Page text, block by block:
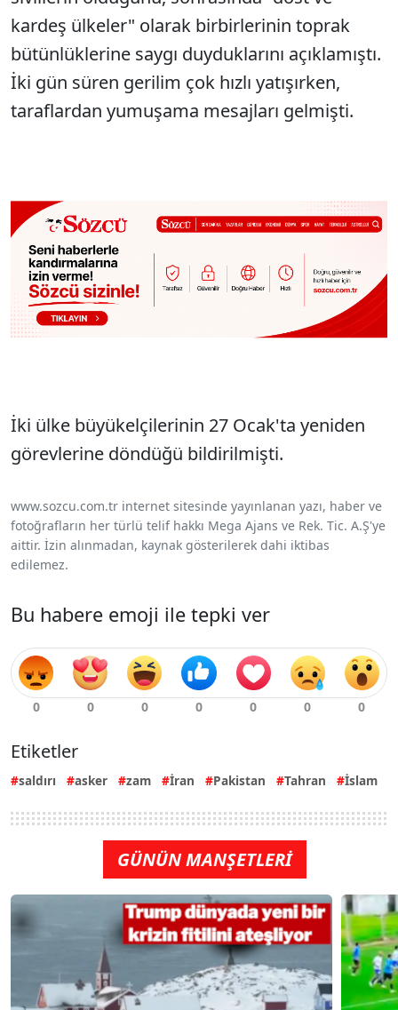
kardeş ülkeler" olarak birbirlerinin toprak
bütünlüklerine saygı duyduklarını açıklamıştı.
İki gün süren gerilim çok hızlı yatışırken,
taraflardan yumuşama mesajları gelmişti.
İki ülke büyükelçilerinin 27 Ocak'ta yeniden
görevlerine döndüğü bildirilmişti.
www.sozcu.com.tr internet sitesinde yayınlanan yazı, haber ve
fotoğrafların her türlü telif hakkı Mega Ajans ve Rek. Tic. A.Ş'ye
aittir. İzin alınmadan, kaynak gösterilerek dahi iktibas
edilemez.
Bu habere emoji ile tepki ver
Etiketler
saldırı asker zam İran Pakistan Tahran İslam
GÜNÜN MANŞETLERİ